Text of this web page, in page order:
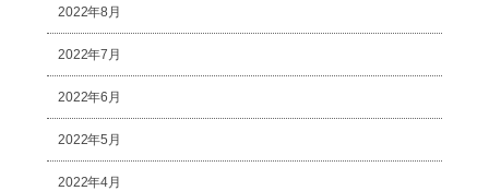
2022年8月
2022年7月
2022年6月
2022年5月
2022年4月